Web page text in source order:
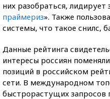
них разобраться, лидирует
праймериз». Также
системы, что такое снилс,
Данные рейтинга
интересы россиян
позиций в российском
сети. В международном
быстрорастущих запросов